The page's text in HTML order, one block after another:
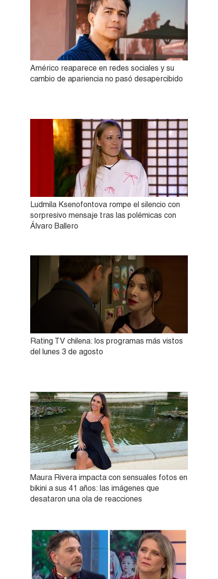
Américo reaparece en redes sociales y su
cambio de apariencia no pasó desapercibido
Ludmila Ksenofontova rompe el silencio con
sorpresivo mensaje tras las polémicas con
Álvaro Ballero
Rating TV chilena: los programas más vistos
del lunes 3 de agosto
Maura Rivera impacta con sensuales fotos en
bikini a sus 41 años: las imágenes que
desataron una ola de reacciones